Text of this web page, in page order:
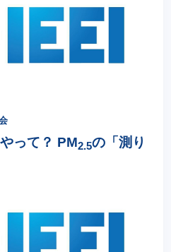
って？ PM2.5の「測り